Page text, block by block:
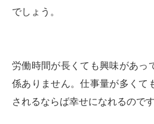
でしょう。
労働時間が長くても興味があっ
係ありません。仕事量が多くて
されるならば幸せになれるのです